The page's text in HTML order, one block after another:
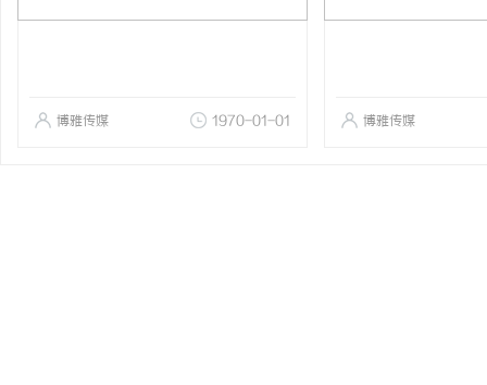
博雅传媒 1970-01-01 博雅传媒